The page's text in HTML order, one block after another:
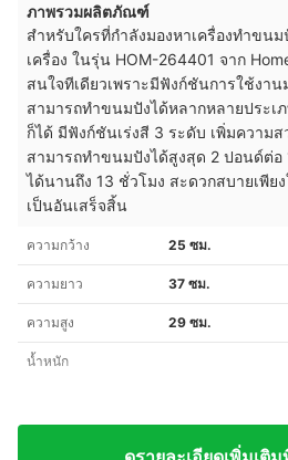
ภาพรวมผลิตภัณฑ์
สำหรับใครที่กำลังมองหาเครื่องทำขน
เครื่อง ในรุ่น HOM-264401 จาก
สนใจทีเดียวเพราะมีฟังก์ชันการใช้งา
สามารถทำขนมปังได้หลากหลายประเ
ก็ได้ มีฟังก์ชันเร่งสี 3 ระดับ เพิ่มความ
สามารถทำขนมปังได้สูงสุด 2 ปอนด์ต่อ
ได้นานถึง 13 ชั่วโมง สะดวกสบายเพี
เป็นอันเสร็จสิ้น
ความกว้าง 25 ซม.
ความยาว 37 ซม.
ความสูง 29 ซม.
น้ำหนัก